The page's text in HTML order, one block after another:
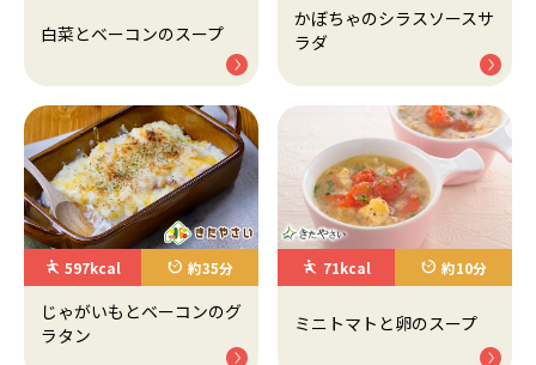
白菜とベーコンのスープ
かぼちゃのシラスソースサ
ラダ
597kcal 約35分
じゃがいもとベーコンのグ
ラタン
71kcal 約10分
ミニトマトと卵のスープ